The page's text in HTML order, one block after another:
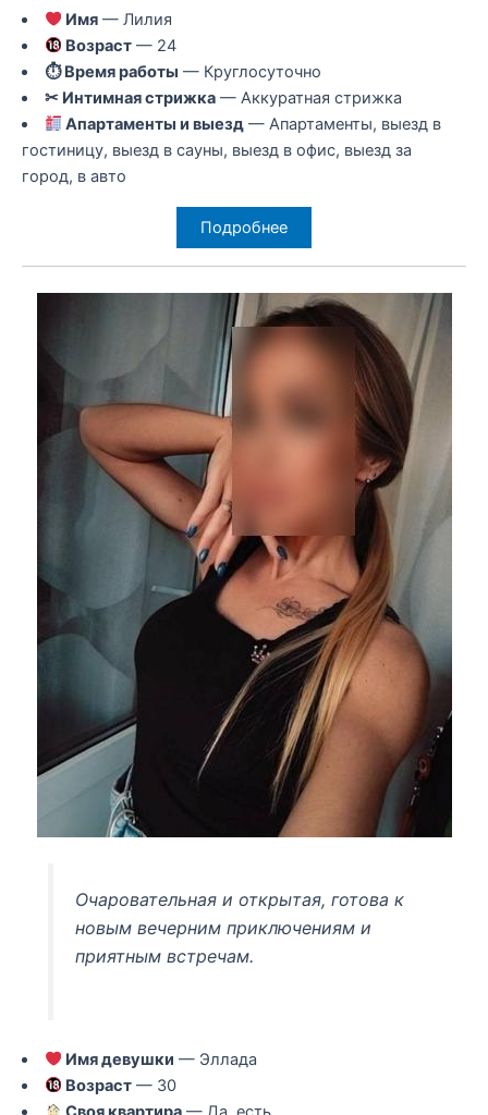
Имя — Лилия
Возраст — 24
⏱ Время работы — Круглосуточно
✂ Интимная стрижка— Аккуратная стрижка
Апартаменты и выезд — Апартаменты, выезд в
гостиницу, выезд в сауны, выезд в офис, выезд за
город, в авто
Подробнее
Очаровательная и открытая, готова к
новым вечерним приключениям и
приятным встречам.
Имя девушки — Эллада
Возраст — 30